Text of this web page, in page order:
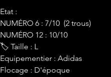
Etat :
NUMÉRO 6 : 7/10 (2 trous)
NUMÉRO 12 : 10/10
🏷 Taille : L
Equipementier : Adidas
Flocage : D'époque